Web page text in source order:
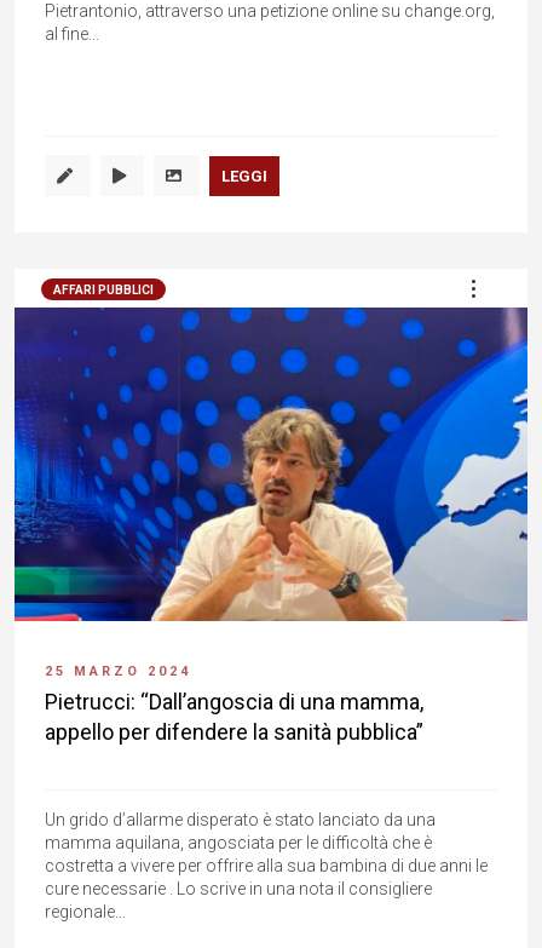
Pietrantonio, attraverso una petizione online su change.org,
al fine...
LEGGI
AFFARI PUBBLICI
25 MARZO 2024
Pietrucci: “Dall’angoscia di una mamma,
appello per difendere la sanità pubblica”
Un grido d’allarme disperato è stato lanciato da una
mamma aquilana, angosciata per le difficoltà che è
costretta a vivere per offrire alla sua bambina di due anni le
cure necessarie . Lo scrive in una nota il consigliere
regionale...